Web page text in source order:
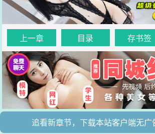
上一章 目录 存书签
追看新章节，下载本站客户端无广